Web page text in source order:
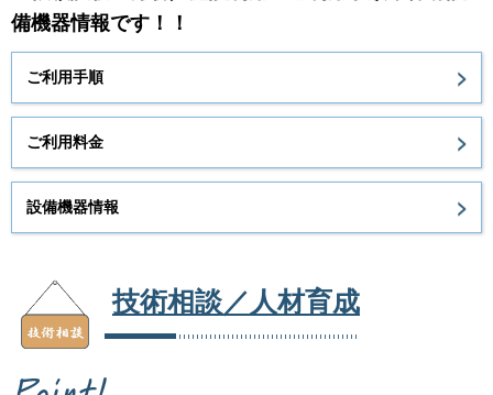
備機器情報です！！
ご利用手順
ご利用料金
設備機器情報
技術相談／人材育成